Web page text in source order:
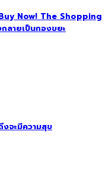
Now! The Shopping
ลายเป็นกองขยะ
งจะมีความสุข